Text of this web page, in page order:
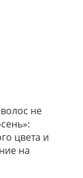
не
цвета и
на